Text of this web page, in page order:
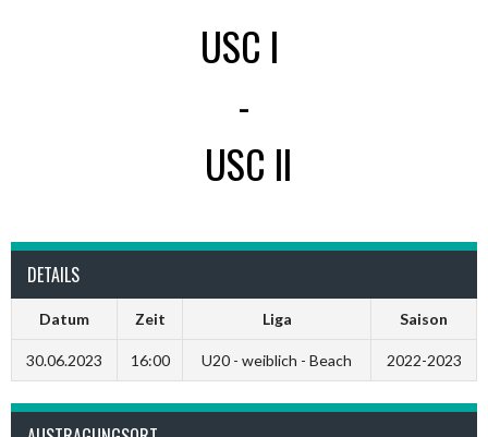
USC I
-
USC II
DETAILS
Datum Zeit Liga Saison
30.06.2023 16:00 U20 - weiblich - Beach 2022-2023